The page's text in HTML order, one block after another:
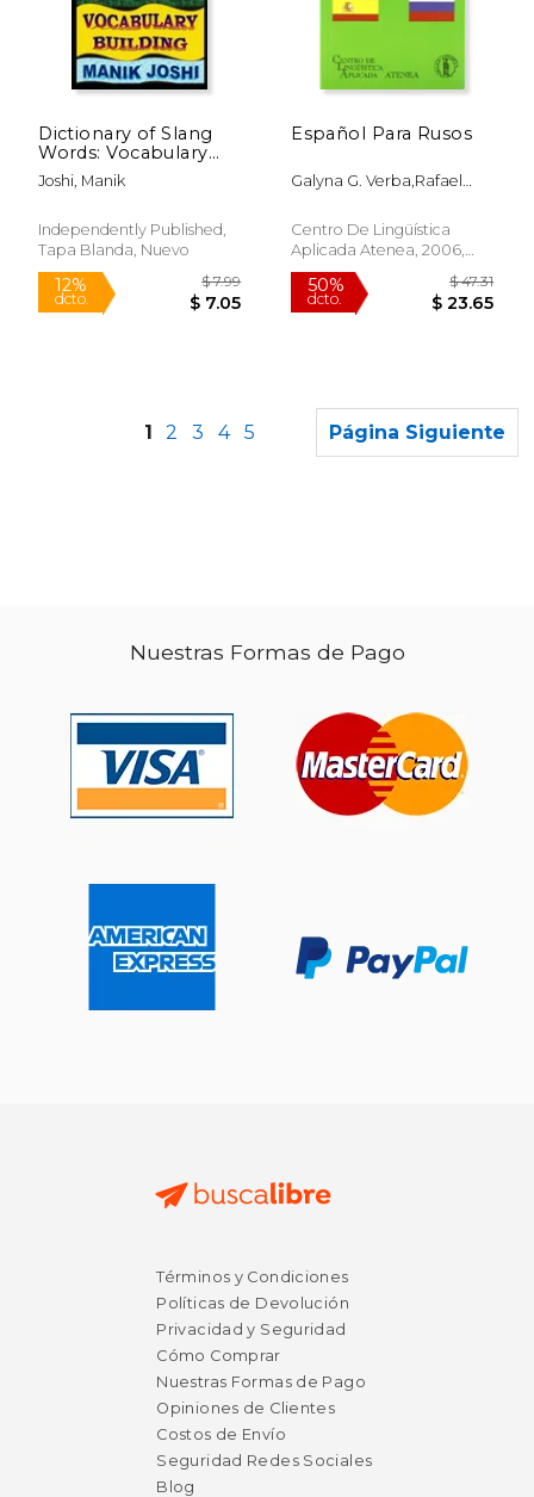
15% $ 109.99 6%
$ 26.69 dcto.
Dictionary of Slang
Words: Vocabulary
Building (en Inglés)
Joshi, Manik
Independently Published,
Tapa Blanda, Nuevo
Español Para Rusos
Galyna G. Verba,Rafael
Centro De Lingüística
Aplicada Atenea, 2006,
Tapa Blanda, Nuevo
1 2 3 4 5 Página Siguiente
Nuestras Formas de Pago
Términos y Condiciones
Políticas de Devolución
Privacidad y Seguridad
Cómo Comprar
Nuestras Formas de Pago
Opiniones de Clientes
Costos de Envío
Seguridad Redes Sociales
Blog